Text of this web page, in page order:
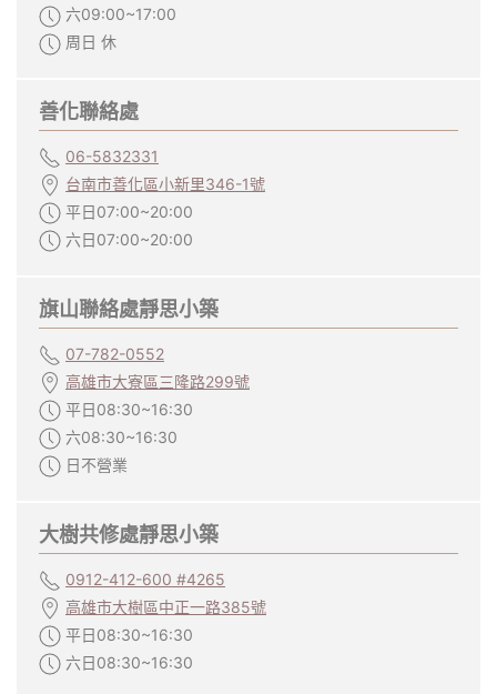
六09:00~17:00
周日 休
善化聯絡處
06-5832331
台南市善化區小新里346-1號
平日07:00~20:00
六日07:00~20:00
旗山聯絡處靜思小築
07-782-0552
高雄市大寮區三隆路299號
平日08:30~16:30
六08:30~16:30
日不營業
大樹共修處靜思小築
0912-412-600 #4265
高雄市大樹區中正一路385號
平日08:30~16:30
六日08:30~16:30